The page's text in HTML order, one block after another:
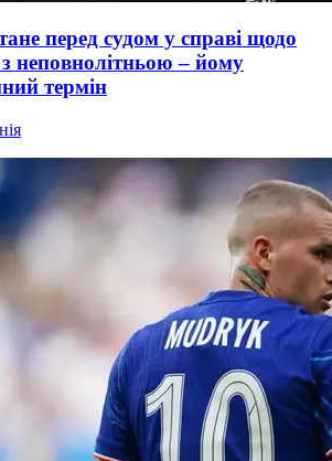
перед судом у справі щодо
з неповнолітньою – йому
термін